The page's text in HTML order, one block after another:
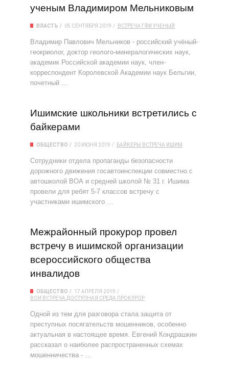
ученым Владимиром Мельниковым
ВЛАСТЬ 05 СЕНТЯБРЯ 2019 ВСТРЕЧА ГФИ УЧЕНЫЙ
Владимир Павлович Мельников - российский учёный-
геокриолог, доктор геолого-минералогических наук,
академик Российской академии наук, член-
корреспондент Королевской Академии наук Бельгии,
почетный …
Ишимские школьники встретились с
байкерами
ОБЩЕСТВО 20 ИЮНЯ 2019 БАЙКЕРЫ ВСТРЕЧА ИШИМ
Сотрудники отдела пропаганды безопасности
дорожного движения госавтоинспекции совместно с
автошколой ВОА и средней школой № 31 г. Ишима
провели для ребят 5-7 классов встречу с
участниками ишимского …
Межрайонный прокурор провел
встречу в ишимской организации
всероссийского общества
инвалидов
ОБЩЕСТВО
17 АПРЕЛЯ 2019
ВОИ ВСТРЕЧА ДОСТУПНАЯ СРЕДА ПРОКУРОР
Одной из тем для разговора стала защита от
преступных посягательств мошенников, особенно
актуальная в настоящее время. Евгений Кондрашкин
рассказал о наиболее распространенных схемах
мошенничества - …